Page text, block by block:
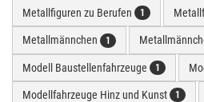
Metallfiguren zu Berufen 1
Metallmännchen 1
Modell Baustellenfahrzeuge 1
Modellfahrzeuge Hinz und Kunst 1